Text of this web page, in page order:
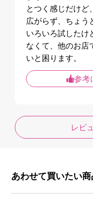
とつく感じだけど
広がらず、ちょう
いろいろ試したけ
なくて、他のお店
参考
レビ
あわせて買いたい商